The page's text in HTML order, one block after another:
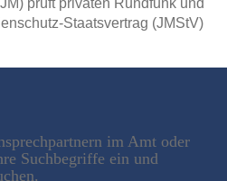
prüft privaten Rundfunk und
Staatsvertrag (JMStV)
im Amt oder
Suchbegriffe ein und